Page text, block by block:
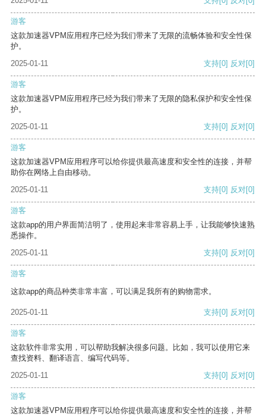
游客
这款加速器VPM应用程序已经为我们带来了无限的流畅体验和安全性保
护。
2025-01-11
支持[0] 反对[0]
游客
这款加速器VPM应用程序已经为我们带来了无限的隐私保护和安全性保
护。
2025-01-11
支持[0] 反对[0]
游客
这款加速器VPM应用程序可以给你提供最高速度和安全性的连接，并帮
助你在网络上自由移动。
2025-01-11
支持[0] 反对[0]
游客
这款app的用户界面简洁明了，使用起来非常容易上手，让我能够快速熟
悉操作。
2025-01-11
支持[0] 反对[0]
游客
这款app的商品种类非常丰富，可以满足我所有的购物需求。
2025-01-11 支持[0] 反对[0]
游客
这款软件非常实用，可以帮助我解决很多问题。比如，我可以使用它来
查找资料、翻译语言、编写代码等。
2025-01-11
支持[0] 反对[0]
游客
这款加速器VPM应用程序可以给你提供最高速度和安全性的连接，并帮